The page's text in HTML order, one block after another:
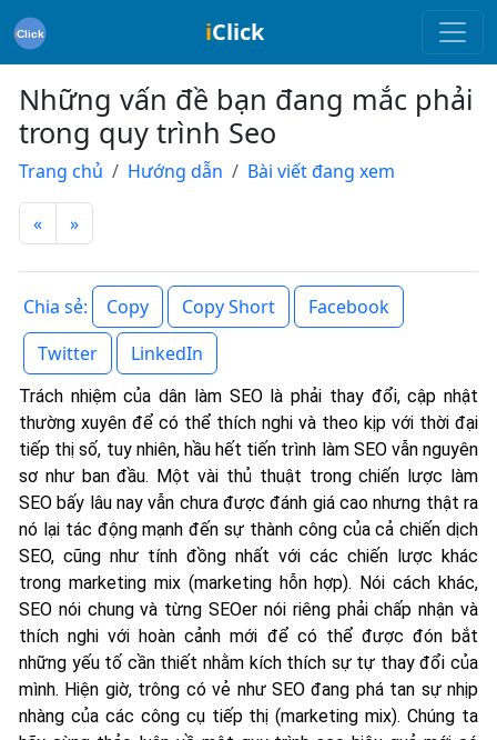
iClick
Những vấn đề bạn đang mắc phải
trong quy trình Seo
Trang chủ Hướng dẫn Bài viết đang xem
« »
Chia sẻ: Copy Copy Short
Facebook
Twitter
LinkedIn
Trách nhiệm của dân làm SEO là phải thay đổi, cập nhật
thường xuyên để có thể thích nghi và theo kịp với thời đại
tiếp thị số, tuy nhiên, hầu hết tiến trình làm SEO vẫn nguyên
sơ như ban đầu. Một vài thủ thuật trong chiến lược làm
SEO bấy lâu nay vẫn chưa được đánh giá cao nhưng thật ra
nó lại tác động mạnh đến sự thành công của cả chiến dịch
SEO, cũng như tính đồng nhất với các chiến lược khác
trong marketing mix (marketing hỗn hợp). Nói cách khác,
SEO nói chung và từng SEOer nói riêng phải chấp nhận và
thích nghi với hoàn cảnh mới để có thể được đón bắt
những yếu tố cần thiết nhằm kích thích sự tự thay đổi của
mình. Hiện giờ, trông có vẻ như SEO đang phá tan sự nhịp
nhàng của các công cụ tiếp thị (marketing mix). Chúng ta